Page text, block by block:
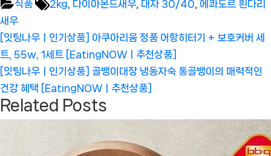
식품 Tags:
2kg 다이아몬드새우 대자 30/40 에콰도르 흰다리
새우
글
탐
색
Previous
Post:
[잇팅나우ㅣ인기상품] 아쿠아리움 정품 어항히터기 + 보호커버 세
트, 55w, 1세트 [EatingNOWㅣ추천상품]
Next
Post:
[잇팅나우ㅣ인기상품] 골뱅이대장 냉동자숙 통골뱅이의 매력적인
건강 혜택 [EatingNOWㅣ추천상품]
Related Posts